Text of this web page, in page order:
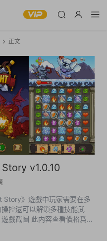
正文
v1.0.10
Story》遊戲中玩家需要在多
控還可以解鎖多種技能武
查看價格爲5